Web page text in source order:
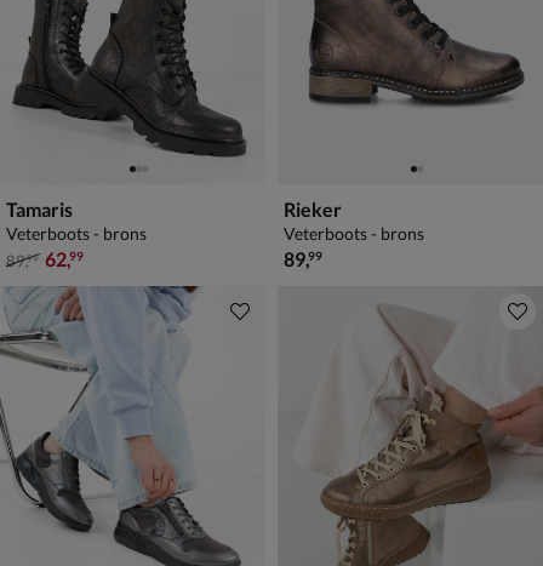
Tamaris
Veterboots - brons
van € 89,99 voor € 62,99
89,99 62,99
Rieker
Veterboots - brons
€ 89,99
89,99